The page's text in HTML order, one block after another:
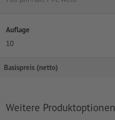
Auflage
10
Basispreis (netto)
Weitere Produktoptionen